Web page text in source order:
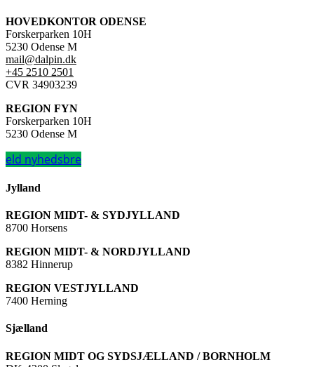
HOVEDKONTOR ODENSE
Forskerparken 10H
5230 Odense M
mail@dalpin.dk
+45 2510 2501
CVR 34903239
REGION FYN
Forskerparken 10H
5230 Odense M
eld nyhedsbre
Jylland
REGION MIDT- & SYDJYLLAND
8700 Horsens
REGION MIDT- & NORDJYLLAND
8382 Hinnerup
REGION VESTJYLLAND
7400 Herning
Sjælland
REGION MIDT OG SYDSJÆLLAND / BORNHOLM